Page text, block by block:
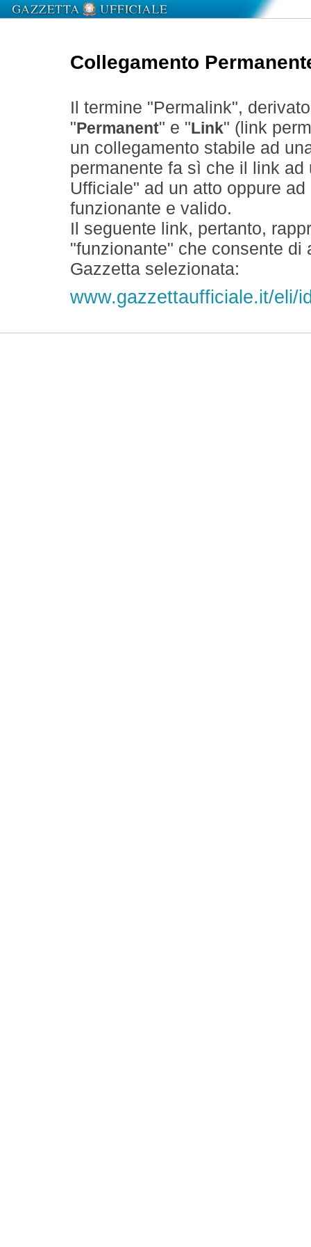
Collegamento
Il termine "Permalink",
" Permanent" e " Link" (link
un collegamento stabile ad
permanente fa sì che il link
Ufficiale" ad un atto oppure
funzionante e valido.
Il seguente link, pertanto,
"funzionante" che consente
Gazzetta selezionata:
www.gazzettaufficiale.it/eli/